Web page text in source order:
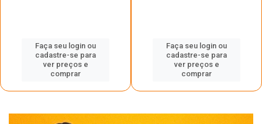
Faça seu login ou
cadastre-se para
ver preços e
comprar
Faça seu login ou
cadastre-se para
ver preços e
comprar